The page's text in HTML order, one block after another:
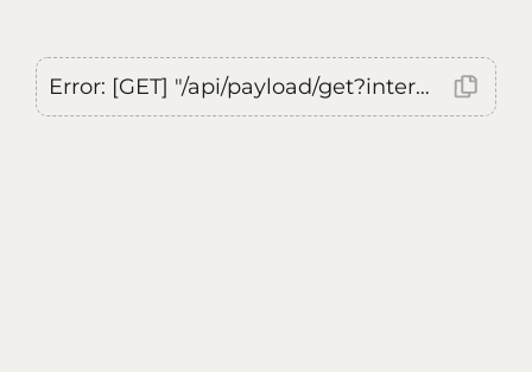
Error: [GET] "/api/payload/get?internal=true&currentLocale=ru": <no response> Failed to fetch